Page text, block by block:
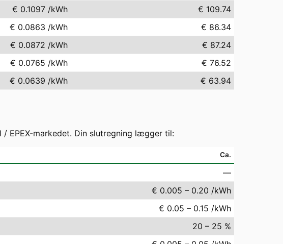
€ 0.1097 /kWh
€ 109.74
€ 0.0863 /kWh
€ 86.34
€ 0.0872 /kWh
€ 87.24
€ 0.0765 /kWh
€ 76.52
€ 0.0639 /kWh € 63.94
EPEX-markedet. Din slutregning lægger til:
Ca.
—
€ 0.005 – 0.20 /kWh
€ 0.05 – 0.15 /kWh
20 – 25 %